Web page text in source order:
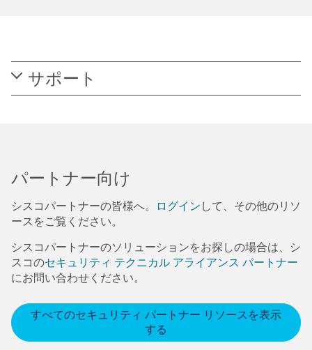
サポート
パートナー向け
シスコパートナーの皆様へ。 ログイン して、その他のリソ
ースをご覧ください。
シスコパートナーのソリューションをお探しの場合は、シ
スコのセキュリティ テクニカル アライアンス パートナー
にお問い合わせください。
すべてのセキュリティ パートナー リソースを表示
する